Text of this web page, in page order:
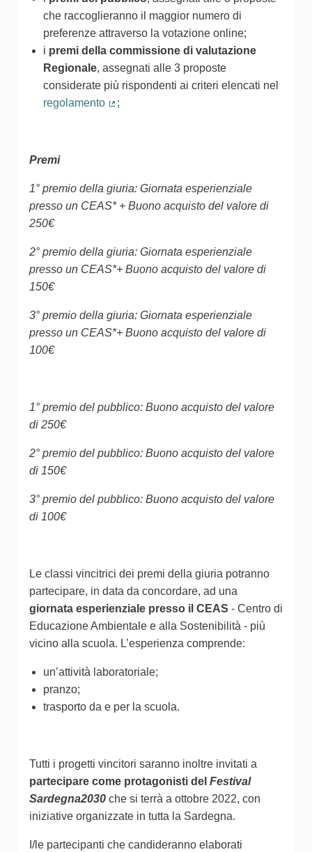
che raccoglieranno il maggior numero di
preferenze attraverso la votazione online;
i premi della commissione di valutazione
Regionale, assegnati alle 3 proposte
considerate più rispondenti ai criteri elencati nel
regolamento
;
Premi
1° premio della giuria: Giornata esperienziale
presso un CEAS* + Buono acquisto del valore di
250€
2° premio della giuria: Giornata esperienziale
presso un CEAS*+ Buono acquisto del valore di
150€
3° premio della giuria: Giornata esperienziale
presso un CEAS*+ Buono acquisto del valore di
100€
1° premio del pubblico: Buono acquisto del valore
di 250€
2° premio del pubblico: Buono acquisto del valore
di 150€
3° premio del pubblico: Buono acquisto del valore
di 100€
Le classi vincitrici dei premi della giuria potranno
partecipare, in data da concordare, ad una
giornata esperienziale presso il CEAS - Centro di
Educazione Ambientale e alla Sostenibilità - più
vicino alla scuola. L’esperienza comprende:
un’attività laboratoriale;
pranzo;
trasporto da e per la scuola.
Tutti i progetti vincitori saranno inoltre invitati a
partecipare come protagonisti del Festival
Sardegna2030 che si terrà a ottobre 2022, con
iniziative organizzate in tutta la Sardegna.
I/le partecipanti che candideranno elaborati